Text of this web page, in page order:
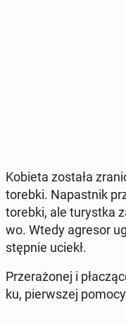
Kobieta została
torebki. Na­past­nik
torebki, ale tu­ryst­ka
wo. Wtedy agresor
stęp­nie uciekł.
Prze­ra­żo­nej i
ku, pierw­szej